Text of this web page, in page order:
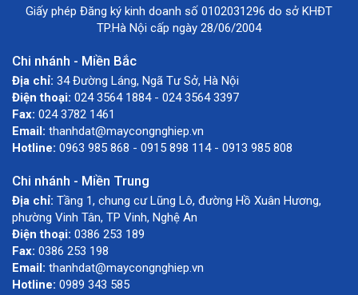
Giấy phép Đăng ký kinh doanh số 0102031296 do sở KHĐT
TP.Hà Nội cấp ngày 28/06/2004
Chi nhánh - Miền Bắc
Địa chỉ: 34 Đường Láng, Ngã Tư Sở, Hà Nội
Điện thoại: 024 3564 1884 - 024 3564 3397
Fax: 024 3782 1461
Email: thanhdat@maycongnghiep.vn
Hotline: 0963 985 868 - 0915 898 114 - 0913 985 808
Chi nhánh - Miền Trung
Địa chỉ: Tầng 1, chung cư Lũng Lô, đường Hồ Xuân Hương,
phường Vinh Tân, TP Vinh, Nghệ An
Điện thoại: 0386 253 189
Fax: 0386 253 198
Email: thanhdat@maycongnghiep.vn
Hotline: 0989 343 585